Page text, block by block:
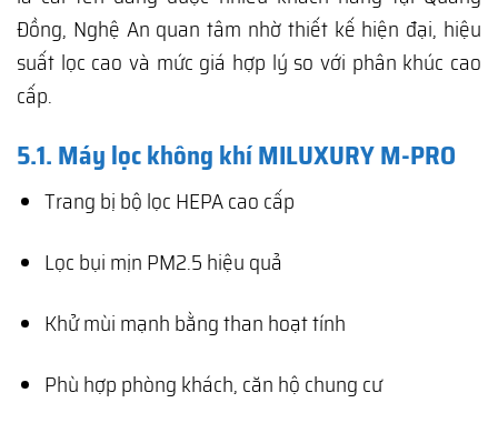
Đồng, Nghệ An quan tâm nhờ thiết kế hiện đại, hiệu
suất lọc cao và mức giá hợp lý so với phân khúc cao
cấp.
5.1. Máy lọc không khí MILUXURY M-PRO
Trang bị bộ lọc HEPA cao cấp
Lọc bụi mịn PM2.5 hiệu quả
Khử mùi mạnh bằng than hoạt tính
Phù hợp phòng khách, căn hộ chung cư